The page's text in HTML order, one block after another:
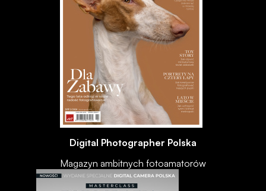
Digital Photographer Polska
Magazyn ambitnych fotoamatorów